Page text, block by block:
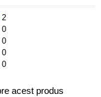
2
0
0
0
0
acest produs